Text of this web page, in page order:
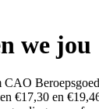
we jou
CAO
€17,30 en